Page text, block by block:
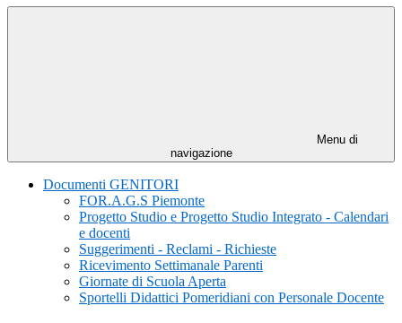
Menu di
navigazione
Documenti GENITORI
FOR.A.G.S Piemonte
Progetto Studio e Progetto Studio Integrato - Calendari
e docenti
Suggerimenti - Reclami - Richieste
Ricevimento Settimanale Parenti
Giornate di Scuola Aperta
Sportelli Didattici Pomeridiani con Personale Docente